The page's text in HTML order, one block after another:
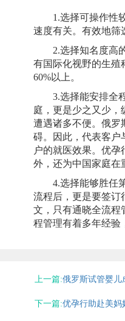
1.选择可操作性较
速度有关。有效地筛
2.选择知名度高的
有国际化视野的生殖
60%以上。
3.选择能安排全程
庭，更是少之又少，
遭遇诸多不便。俄罗
碍。因此，代表客户
户的就医效果。优
外，还为中国家庭在
4.选择能够胜任第
流程后，更是要签订
文，只有通晓全流程
程管理有着多年经验
上一篇:俄罗斯试管婴儿
下一篇:优孕行助赴美妈